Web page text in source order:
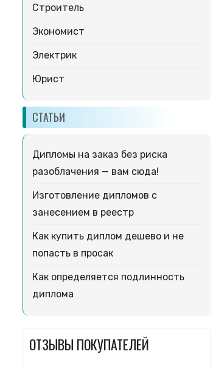
Строитель
Экономист
Электрик
Юрист
СТАТЬИ
Дипломы на заказ без риска
разоблачения — вам сюда!
Изготовление дипломов с
занесением в реестр
Как купить диплом дешево и не
попасть в просак
Как определяется подлинность
диплома
ОТЗЫВЫ ПОКУПАТЕЛЕЙ